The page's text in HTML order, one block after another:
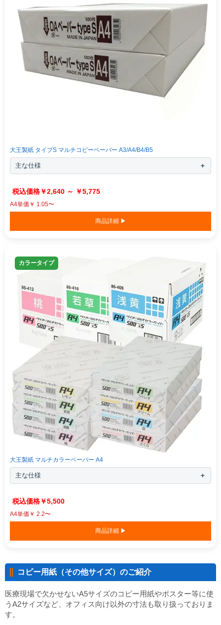
大王製紙 タイプS マルチコピーペーパー A3/A4/B4/B5
主な仕様
￥2,640 ～ ￥5,775
A4単価￥ 1.05〜
商品詳細 ▶
カラータイプ
大王製紙 マルチカラーペーパー A4
主な仕様
￥5,500
A4単価￥ 2.2〜
商品詳細 ▶
コピー用紙（その他サイズ）のご紹介
医療現場で欠かせないA5サイズのコピー用紙やポスター等に使
うA2サイズなど、オフィス向け以外の寸法も取り扱っておりま
す。